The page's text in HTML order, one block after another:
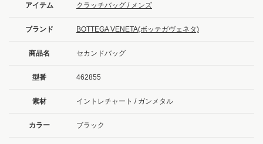
アイテム クラッチバッグ / メンズ
ブランド BOTTEGA VENETA(ボッテガヴェネタ)
商品名 セカンドバッグ
型番 462855
素材 イントレチャート / ガンメタル
カラー ブラック